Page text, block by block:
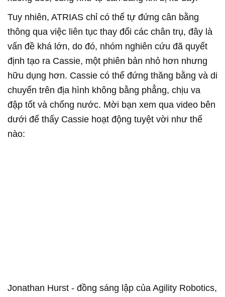
Tuy nhiên, ATRIAS chỉ có thể tự đứng cân bằng
thông qua việc liên tục thay đổi các chân trụ, đây là
vấn đề khá lớn, do đó, nhóm nghiên cứu đã quyết
định tạo ra Cassie, một phiên bản nhỏ hơn nhưng
hữu dụng hơn. Cassie có thể đứng thăng bằng và di
chuyển trên địa hình không bằng phẳng, chịu va
đập tốt và chống nước. Mời bạn xem qua video bên
dưới để thấy Cassie hoạt động tuyệt vời như thế
nào:
Jonathan Hurst - đồng sáng lập của Agility Robotics,